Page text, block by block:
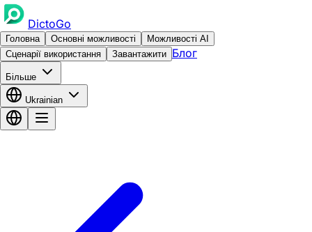
DictoGo
Головна Основні можливості
Можливості AI
Сценарії використання
Завантажити Блог
Більше
Ukrainian